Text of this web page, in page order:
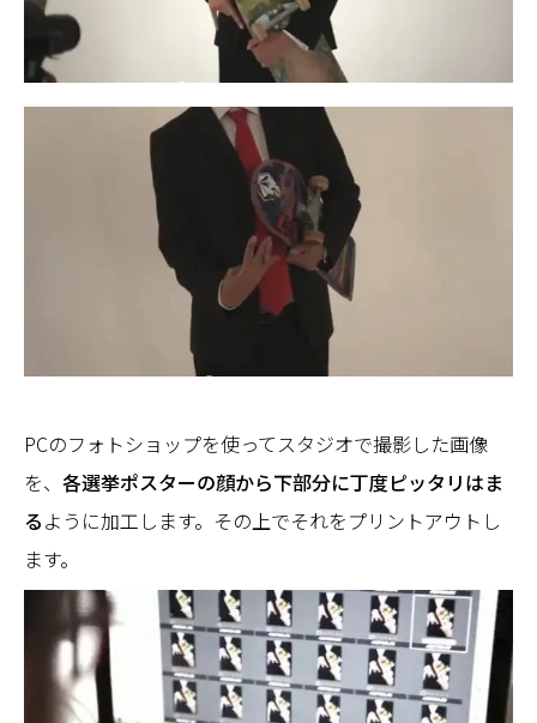
PCのフォトショップを使ってスタジオで撮影した画像
を、 各選挙ポスターの顔から下部分に丁度ピッタリはま
るように加工します。その上でそれをプリントアウトし
ます。